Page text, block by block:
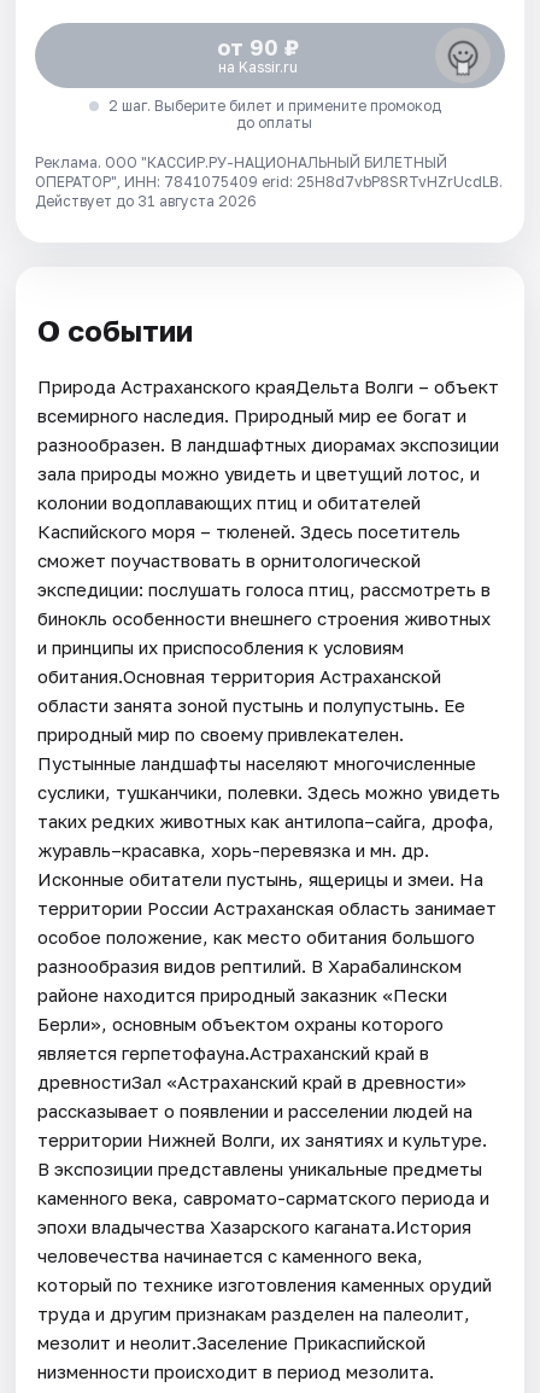
от 90 ₽
на Kassir.ru
2 шаг. Выберите билет и примените промокод
до оплаты
Реклама. ООО "КАССИР.РУ-НАЦИОНАЛЬНЫЙ БИЛЕТНЫЙ
ОПЕРАТОР", ИНН: 7841075409 erid: 25H8d7vbP8SRTvHZrUcdLB.
Действует до 31 августа 2026
О событии
Природа Астраханского краяДельта Волги – объект
всемирного наследия. Природный мир ее богат и
разнообразен. В ландшафтных диорамах экспозиции
зала природы можно увидеть и цветущий лотос, и
колонии водоплавающих птиц и обитателей
Каспийского моря – тюленей. Здесь посетитель
сможет поучаствовать в орнитологической
экспедиции: послушать голоса птиц, рассмотреть в
бинокль особенности внешнего строения животных
и принципы их приспособления к условиям
обитания.Основная территория Астраханской
области занята зоной пустынь и полупустынь. Ее
природный мир по своему привлекателен.
Пустынные ландшафты населяют многочисленные
суслики, тушканчики, полевки. Здесь можно увидеть
таких редких животных как антилопа–сайга, дрофа,
журавль–красавка, хорь-перевязка и мн. др.
Исконные обитатели пустынь, ящерицы и змеи. На
территории России Астраханская область занимает
особое положение, как место обитания большого
разнообразия видов рептилий. В Харабалинском
районе находится природный заказник «Пески
Берли», основным объектом охраны которого
является герпетофауна.Астраханский край в
древностиЗал «Астраханский край в древности»
рассказывает о появлении и расселении людей на
территории Нижней Волги, их занятиях и культуре.
В экспозиции представлены уникальные предметы
каменного века, савромато-сарматского периода и
эпохи владычества Хазарского каганата.История
человечества начинается с каменного века,
который по технике изготовления каменных орудий
труда и другим признакам разделен на палеолит,
мезолит и неолит.Заселение Прикаспийской
низменности происходит в период мезолита.